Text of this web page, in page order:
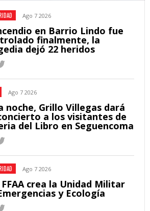
Ago 7 2026
en Barrio Lindo fue
finalmente, la
dejó 22 heridos
Ago 7 2026
noche, Grillo Villegas dará
a los visitantes de
del Libro en Seguencoma
Ago 7 2026
FFAA crea la Unidad Militar
y Ecología